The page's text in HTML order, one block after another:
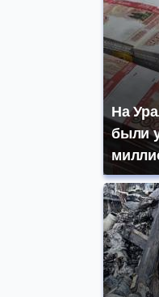
На
были